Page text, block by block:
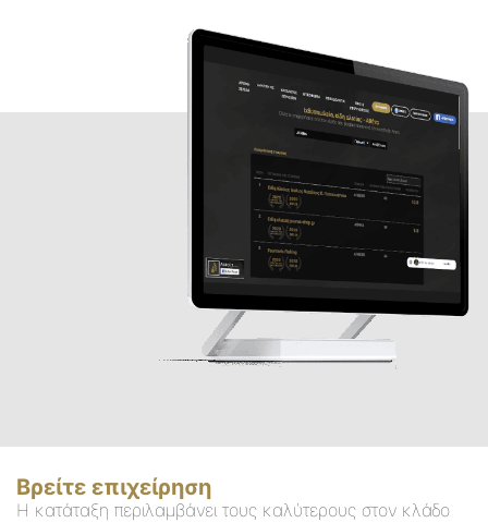
Βρείτε επιχείρηση
Η κατάταξη περιλαμβάνει τους καλύτερους στον κλάδο